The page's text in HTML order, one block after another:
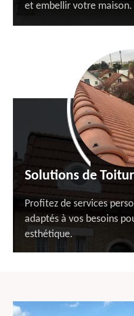
et embellir votre maison.
Solutions de
Profitez de services
adaptés à vos besoins
esthétique.